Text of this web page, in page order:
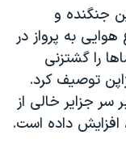
جنگنده و
به پرواز در
را گشتزنی
توصیف کرد.
سر جزایر خالی از
افزایش داده است.